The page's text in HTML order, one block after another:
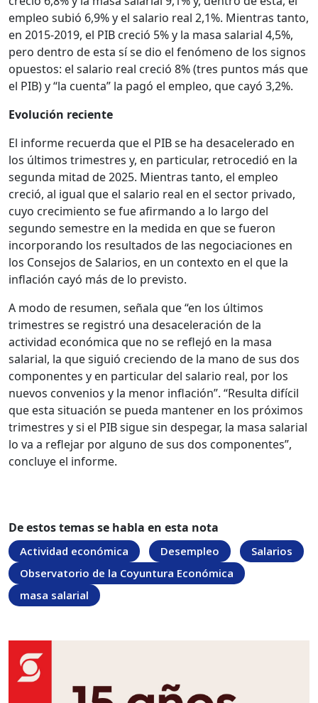
empleo subió 6,9% y el salario real 2,1%. Mientras tanto,
en 2015-2019, el PIB creció 5% y la masa salarial 4,5%,
pero dentro de esta sí se dio el fenómeno de los signos
opuestos: el salario real creció 8% (tres puntos más que
el PIB) y “la cuenta” la pagó el empleo, que cayó 3,2%.
Evolución reciente
El informe recuerda que el PIB se ha desacelerado en
los últimos trimestres y, en particular, retrocedió en la
segunda mitad de 2025. Mientras tanto, el empleo
creció, al igual que el salario real en el sector privado,
cuyo crecimiento se fue afirmando a lo largo del
segundo semestre en la medida en que se fueron
incorporando los resultados de las negociaciones en
los Consejos de Salarios, en un contexto en el que la
inflación cayó más de lo previsto.
A modo de resumen, señala que “en los últimos
trimestres se registró una desaceleración de la
actividad económica que no se reflejó en la masa
salarial, la que siguió creciendo de la mano de sus dos
componentes y en particular del salario real, por los
nuevos convenios y la menor inflación”. “Resulta difícil
que esta situación se pueda mantener en los próximos
trimestres y si el PIB sigue sin despegar, la masa salarial
lo va a reflejar por alguno de sus dos componentes”,
concluye el informe.
De estos temas se habla en esta nota
Actividad económica Desempleo
Salarios
Observatorio de la Coyuntura Económica
masa salarial